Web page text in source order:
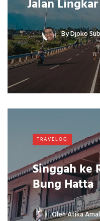
Jalan
ByDjoko
TRAVELOG
Singgah ke
Bung Hatta
OlehAtika